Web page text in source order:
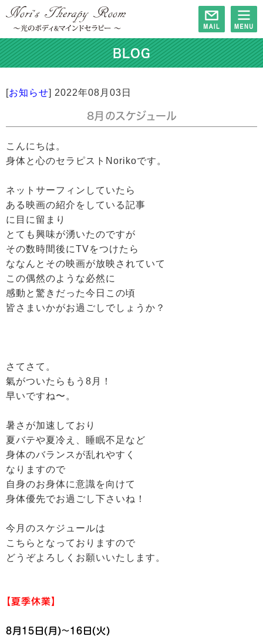
BLOG
[お知らせ] 2022年08月03日
8月のスケジュール
こんにちは。
身体と心のセラピストNorikoです。
ネットサーフィンしていたら
ある映画の紹介をしている記事
に目に留まり
とても興味が湧いたのですが
その数時間後にTVをつけたら
ななんとその映画が放映されていて
この偶然のような必然に
感動と驚きだった今日この頃
皆さまいかがお過ごしでしょうか？
さてさて。
氣がついたらもう8月！
早いですね〜。
暑さが加速しており
夏バテや夏冷え、睡眠不足など
身体のバランスが乱れやすく
なりますので
自身のお身体に意識を向けて
身体優先でお過ごし下さいね！
今月のスケジュールは
こちらとなっておりますので
どうぞよろしくお願いいたします。
【夏季休業】
8月15日(月)~16日(火)